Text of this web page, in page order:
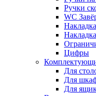
Ручки
WC
Цифры
Для
Для
Для